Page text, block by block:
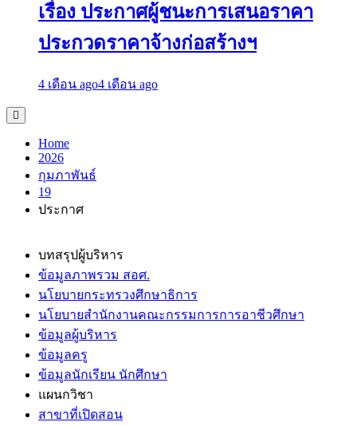
เรื่อง ประกาศผู้ชนะการเสนอราคา
ประกวดราคาจ้างก่อสร้างฯ
4 เดือน ago4 เดือน ago
Home
2026
กุมภาพันธ์
19
ประกาศ
บทสรุปผู้บริหาร
ข้อมูลภาพรวม สอศ.
นโยบายกระทรวงศึกษาธิการ
นโยบายสำนักงานคณะกรรมการการอาชีวศึกษา
ข้อมูลผู้บริหาร
ข้อมูลครู
ข้อมูลนักเรียน นักศึกษา
แผนกวิชา
สาขาที่เปิดสอน